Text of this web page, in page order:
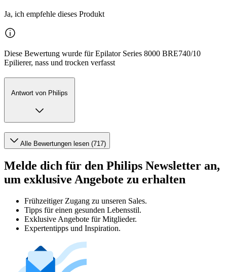
Ja, ich empfehle dieses Produkt
Diese Bewertung wurde für Epilator Series 8000 BRE740/10
Epilierer, nass und trocken verfasst
Antwort von Philips
Alle Bewertungen lesen (717)
Melde dich für den Philips Newsletter an,
um exklusive Angebote zu erhalten
Frühzeitiger Zugang zu unseren Sales.
Tipps für einen gesunden Lebensstil.
Exklusive Angebote für Mitglieder.
Expertentipps und Inspiration.